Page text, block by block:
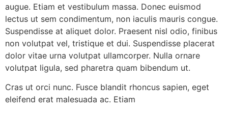
augue. Etiam et vestibulum massa. Donec euismod
lectus ut sem condimentum, non iaculis mauris congue.
Suspendisse at aliquet dolor. Praesent nisl odio, finibus
non volutpat vel, tristique et dui. Suspendisse placerat
dolor vitae urna volutpat ullamcorper. Nulla ornare
volutpat ligula, sed pharetra quam bibendum ut.
Cras ut orci nunc. Fusce blandit rhoncus sapien, eget
eleifend erat malesuada ac. Etiam